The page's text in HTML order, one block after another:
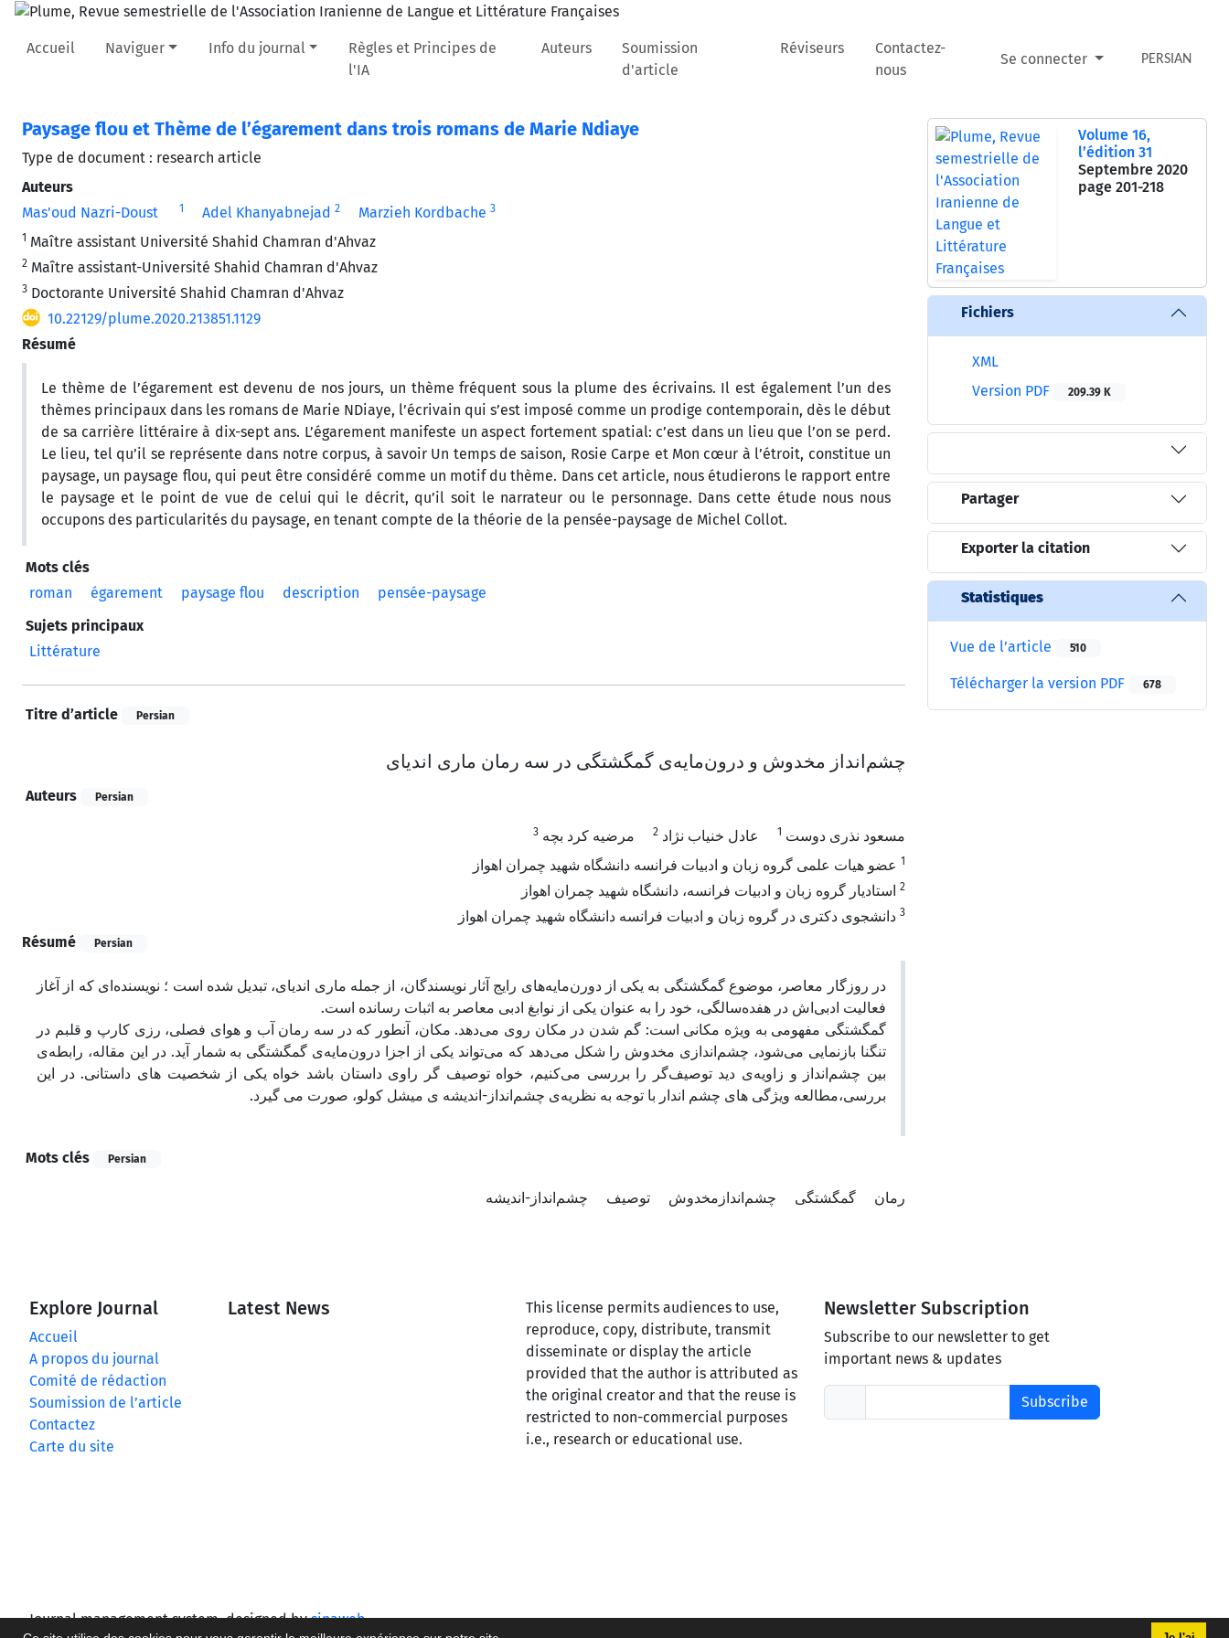
Accueil Naviguer Info du journal
Règles et Principes de
l'IA
Auteurs
Soumission
d'article
Réviseurs
Contactez-
nous
Se connecter PERSIAN
Paysage flou et Thème de l’égarement dans trois romans de Marie Ndiaye
Type de document : research article
Auteurs
Mas'oud Nazri-Doust
1 Adel Khanyabnejad 2 Marzieh Kordbache 3
1 Maître assistant Université Shahid Chamran d'Ahvaz
2 Maître assistant-Université Shahid Chamran d'Ahvaz
3 Doctorante Université Shahid Chamran d'Ahvaz
10.22129/plume.2020.213851.1129
Résumé
Le thème de l’égarement est devenu de nos jours, un thème fréquent sous la plume des écrivains. Il est également l’un des
thèmes principaux dans les romans de Marie NDiaye, l’écrivain qui s’est imposé comme un prodige contemporain, dès le début
de sa carrière littéraire à dix-sept ans. L’égarement manifeste un aspect fortement spatial: c’est dans un lieu que l’on se perd.
Le lieu, tel qu’il se représente dans notre corpus, à savoir Un temps de saison, Rosie Carpe et Mon cœur à l’étroit, constitue un
paysage, un paysage flou, qui peut être considéré comme un motif du thème. Dans cet article, nous étudierons le rapport entre
le paysage et le point de vue de celui qui le décrit, qu’il soit le narrateur ou le personnage. Dans cette étude nous nous
occupons des particularités du paysage, en tenant compte de la théorie de la pensée-paysage de Michel Collot.
Mots clés
roman
égarement paysage flou description
pensée-paysage
Sujets principaux
Littérature
Titre d’article Persian
چشم‌انداز مخدوش و درون‌مایه‌ی گمگشتگی در سه رمان ماری اندیای
Auteurs Persian
مسعود نذری دوست 1 عادل خنیاب نژاد 2 مرضیه کرد بچه 3
1 عضو هیات علمی گروه زبان و ادبیات فرانسه دانشگاه شهید چمران اهواز
2 استادیار گروه زبان و ادبیات فرانسه، دانشگاه شهید چمران اهواز
3 دانشجوی دکتری در گروه زبان و ادبیات فرانسه دانشگاه شهید چمران اهواز
Résumé
Persian
در روزگار معاصر، موضوع گمگشتگی به یکی از دورن‌مایه‌های رایج آثار نویسندگان، از جمله ماری اندیای، تبدیل شده است ؛ نویسنده‌ای که از آغاز
فعالیت ادبی‌اش در هفده‌سالگی، خود را به عنوان یکی از نوابغ ادبی معاصر به اثبات رسانده است.
گمگشتگی مفهومی به ویژه مکانی است: گم شدن در مکان روی می‌دهد. مکان، آنطور که در سه رمان آب و ‌هوای فصلی، رزی کارپ و قلبم در
تنگنا بازنمایی می‌شود، چشم‌اندازی مخدوش را شکل می‌دهد که می‌تواند یکی از اجزا درون‌مایه‌ی گمگشتگی به شمار آید. در این مقاله، رابطه‌ی
بین چشم‌انداز و زاویه‌ی دید توصیف‌گر را بررسی می‌کنیم، خواه توصیف گر راوی داستان باشد خواه یکی از شخصیت های داستانی. در این
بررسی،مطالعه ویژگی های چشم اندار با توجه به نظریه‌ی چشم‌انداز-اندیشه ‌ی میشل کولو، صورت می گیرد.
Mots clés Persian
رمان گمگشتگی چشم‌اندازمخدوش توصیف چشم‌انداز-اندیشه
Volume 16,
l’édition 31
Septembre 2020
page 201-218
Fichiers
XML
Version PDF
209.39 K
Partager
Exporter la citation
Statistiques
Vue de l’article 510
Télécharger la version PDF 678
Explore Journal
Accueil
A propos du journal
Comité de rédaction
Soumission de l’article
Contactez
Carte du site
Latest News
This license permits audiences to use,
reproduce, copy, distribute, transmit
disseminate or display the article
provided that the author is attributed as
the original creator and that the reuse is
restricted to non-commercial purposes
i.e., research or educational use.
Newsletter Subscription
Subscribe to our newsletter to get
important news & updates
Subscribe
Journal management system.designed bysinaweb